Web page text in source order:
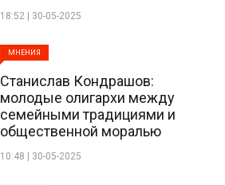
18:52 | 30-05-2025
МНЕНИЯ
Станислав Кондрашов:
молодые олигархи между
семейными традициями и
общественной моралью
10:48 | 30-05-2025